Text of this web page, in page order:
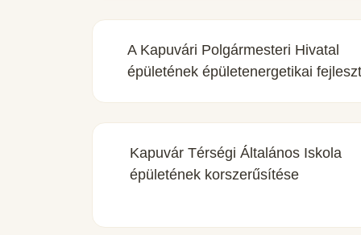
A Kapuvári Polgármesteri Hivatal
épületének épületenergetikai
Kapuvár Térségi Általános Iskola
épületének korszerűsítése